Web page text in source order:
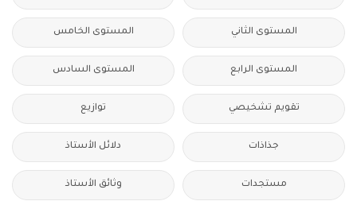
المستوى الثاني المستوى الخامس
المستوى الرابع المستوى السادس
تقويم تشخيصي توازيع
جذاذات دلائل الأستاذ
مستجدات وثائق الأستاذ